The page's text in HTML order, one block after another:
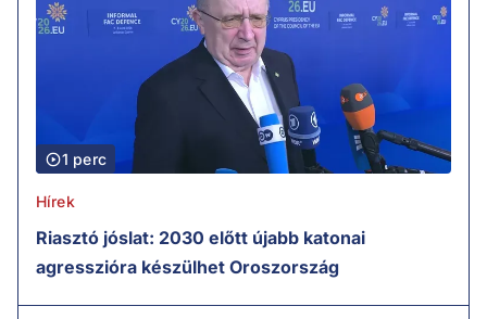
1 perc
Hírek
Riasztó jóslat: 2030 előtt újabb katonai
agresszióra készülhet Oroszország